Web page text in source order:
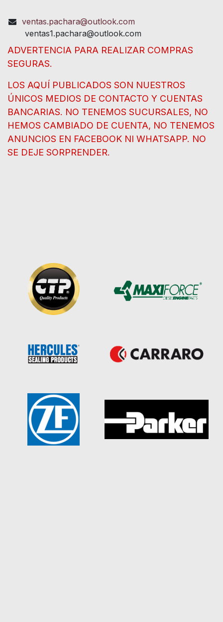
ventas.pachara@outlook.com
ventas1.pachara@outlook.com
ADVERTENCIA PARA REALIZAR COMPRAS
SEGURAS.
LOS AQUÍ PUBLICADOS SON NUESTROS
ÚNICOS MEDIOS DE CONTACTO Y CUENTAS
BANCARIAS. NO TENEMOS SUCURSALES, NO
HEMOS CAMBIADO DE CUENTA, NO TENEMOS
ANUNCIOS EN FACEBOOK NI WHATSAPP. NO
SE DEJE SORPRENDER.